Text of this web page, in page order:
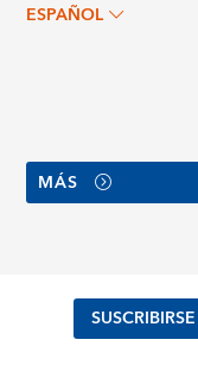
ESPAÑOL
MÁS